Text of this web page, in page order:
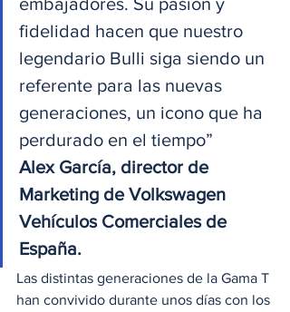
fidelidad hacen que nuestro
legendario Bulli siga siendo un
referente para las nuevas
generaciones, un icono que ha
perdurado en el tiempo”
Alex García, director de
Marketing de Volkswagen
Vehículos Comerciales de
España.
Las distintas generaciones de la Gama T
han convivido durante unos días con los